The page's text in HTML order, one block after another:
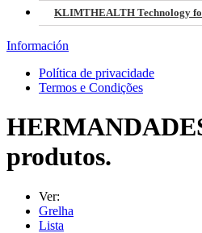
KLIMTHEALTH Technology
Información
Política de privacidade
Termos e Condições
produtos.
Ver:
Grelha
Lista